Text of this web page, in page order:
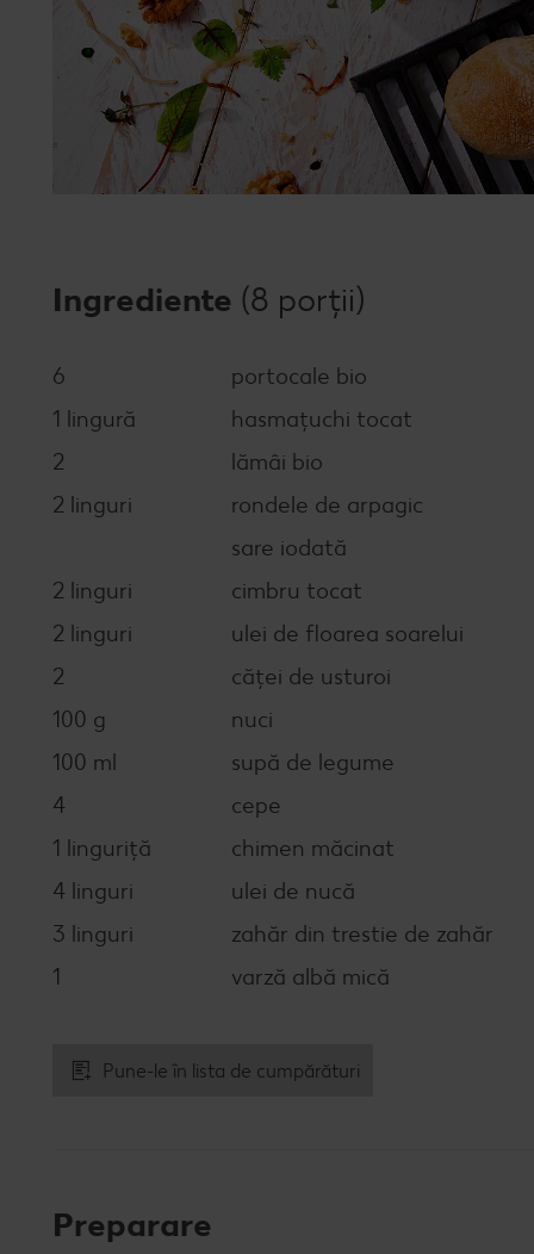
Ingrediente (8 porții)
6
portocale bio
1 lingură
hasmațuchi tocat
2
lămâi bio
2 linguri
rondele de arpagic
sare iodată
2 linguri
cimbru tocat
2 linguri
ulei de floarea soarelui
2
căței de usturoi
100 g
nuci
100 ml
supă de legume
4
cepe
1 linguriță
chimen măcinat
4 linguri
ulei de nucă
3 linguri
zahăr din trestie de zahăr
1
varză albă mică
Pune-le în lista de cumpărături
Preparare